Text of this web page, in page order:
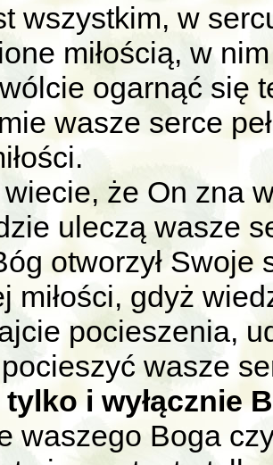
wszystkim, w
miłością, w
ogarnąć się
wasze serce
że On zna
uleczą wasze
otworzył Swoje
miłości, gdyż
pocieszenia,
pocieszyć wasze
tylko i wyłącznie
waszego Boga